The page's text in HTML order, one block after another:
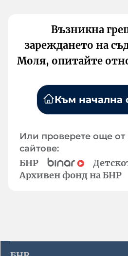
Възникна
зареждането на
Моля, опитайте
Към начална
Или проверете още
сайтове:
БНР
Архивен фонд на БНР